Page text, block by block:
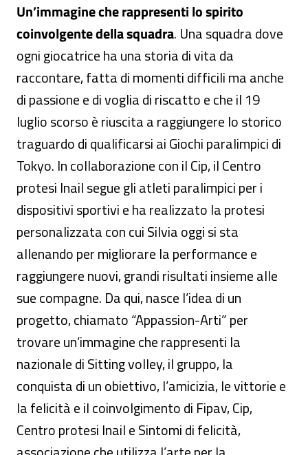
Un’immagine che rappresenti lo spirito
coinvolgente della squadra. Una squadra dove
ogni giocatrice ha una storia di vita da
raccontare, fatta di momenti difficili ma anche
di passione e di voglia di riscatto e che il 19
luglio scorso è riuscita a raggiungere lo storico
traguardo di qualificarsi ai Giochi paralimpici di
Tokyo. In collaborazione con il Cip, il Centro
protesi Inail segue gli atleti paralimpici per i
dispositivi sportivi e ha realizzato la protesi
personalizzata con cui Silvia oggi si sta
allenando per migliorare la performance e
raggiungere nuovi, grandi risultati insieme alle
sue compagne. Da qui, nasce l’idea di un
progetto, chiamato “Appassion-Arti” per
trovare un’immagine che rappresenti la
nazionale di Sitting volley, il gruppo, la
conquista di un obiettivo, l’amicizia, le vittorie e
la felicità e il coinvolgimento di Fipav, Cip,
Centro protesi Inail e Sintomi di felicità,